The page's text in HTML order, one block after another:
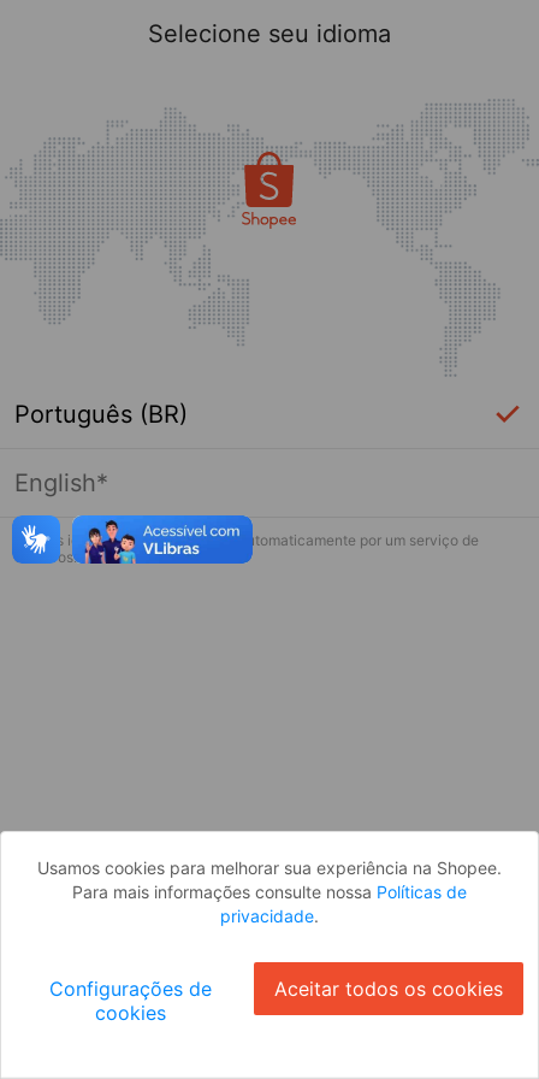
Página indisponível
Desculpe, algo deu errado. Faça login
Selecione seu idioma
Português (BR)
English*
* Esses idiomas serão traduzidos automaticamente por um serviço de
terceiros.
Usamos cookies para melhorar sua experiência na Shopee.
Para mais informações consulte nossa Políticas de
privacidade.
Configurações de
cookies
Aceitar todos os cookies